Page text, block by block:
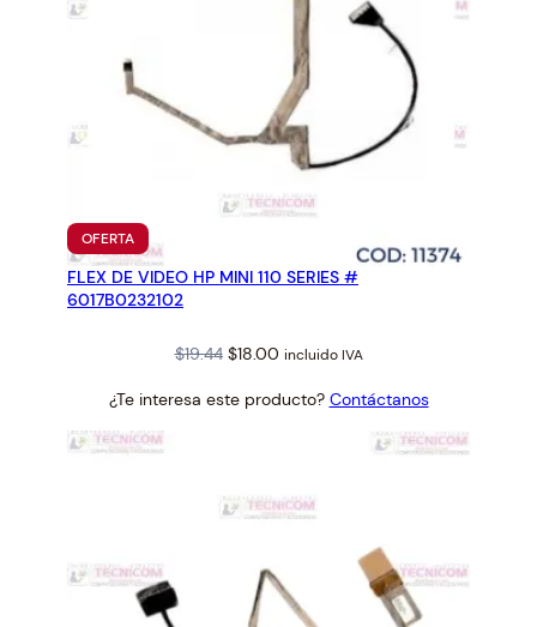
OFERTAPRODUCTO
EN
OFERTA
FLEX DE VIDEO HP MINI 110 SERIES #
6017B0232102
$19.44 Original
was:
$18.00Current
is:
incluido IVA
¿Te interesa este producto? Contáctanos